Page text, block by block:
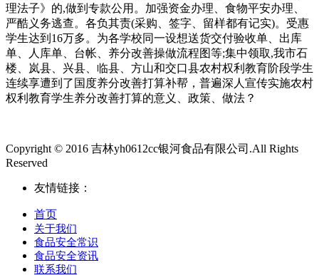
理法子》的,做到专款公用。加强资金办理、食物平安办理、
严酷义务逃查。各负其责(采购、签字、留样都有记实)。受惠
学生达到16万多。为各学校同一设想送货交付验收单、出库
单、人库单、台帐、养分改善操做流程图等;集中领取,我市石
楼、岚县、兴县、临县、方山和交口县农村权利教育阶段学生
连续享遭到了国度养分改善打算补帮，普遍深人宣传实施农村
权利教育学生养分改善打算的意义、政策、做法？
Copyright © 2016 吉林yh0612cc银河食品有限公司.All Rights
Reserved
友情链接：
首页
关于我们
食品安全常识
食品安全资讯
联系我们